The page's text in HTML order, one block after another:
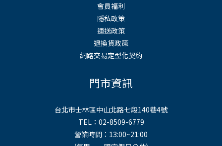
會員福利
隱私政策
運送政策
退換貨政策
網路交易定型化契約
門市資訊
台北市士林區中山北路七段140巷4號
TEL：02-8509-6779
營業時間：13:00~21:00